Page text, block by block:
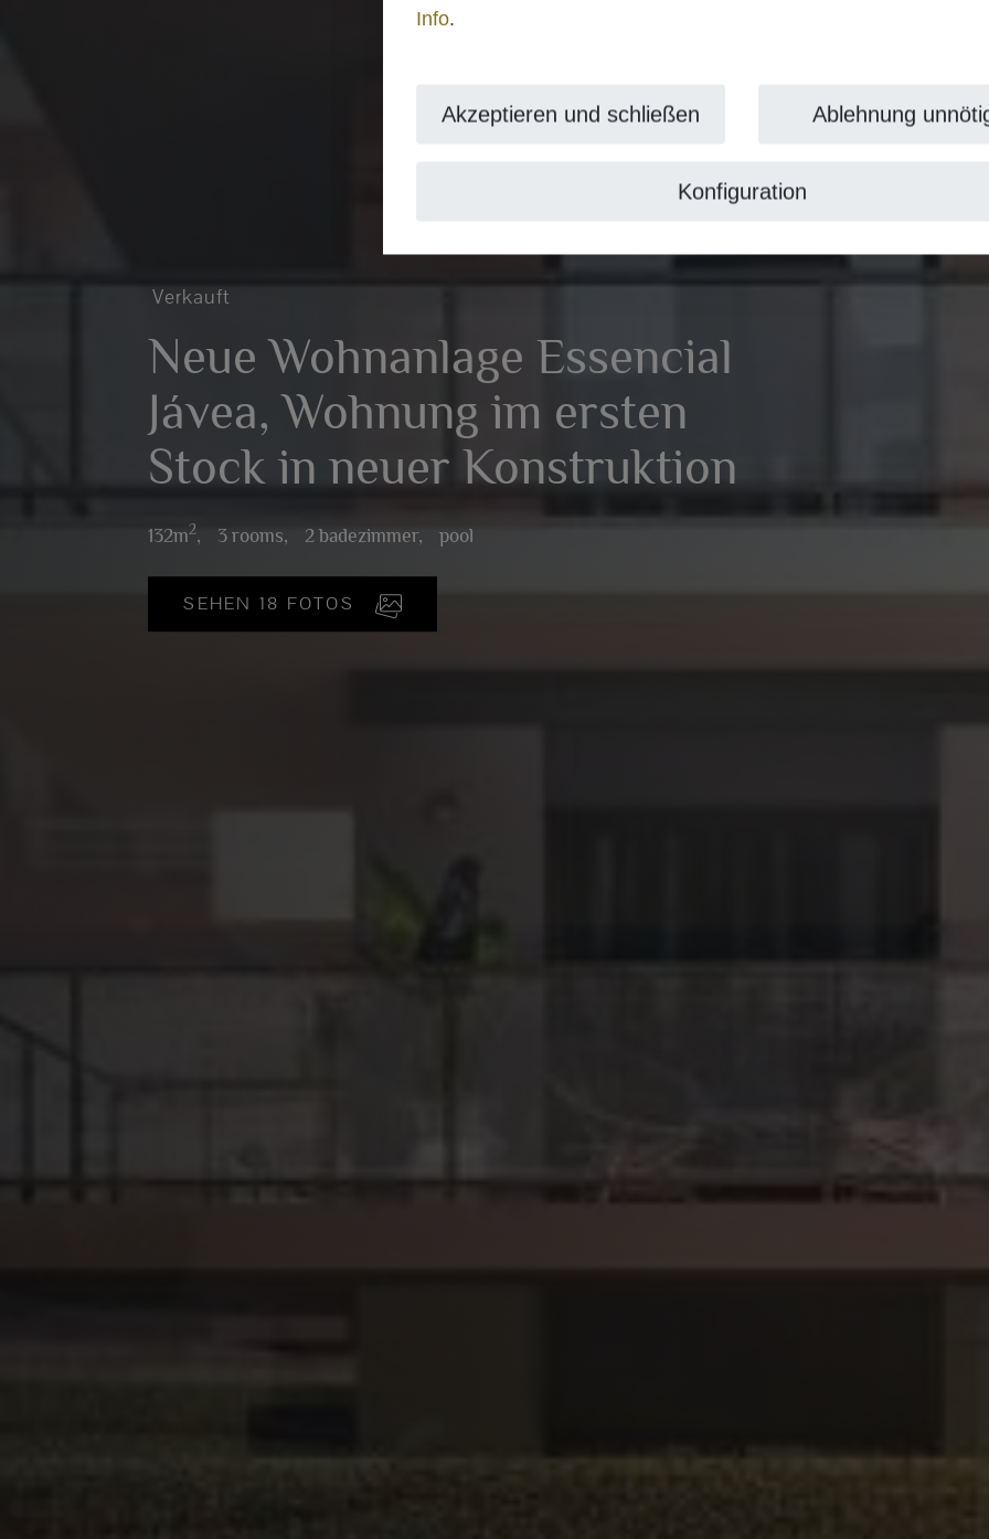
Info.
Akzeptieren und schließen Ablehnung
Konfiguration
Verkauft
Neue Wohnanlage Essencial
Jávea, Wohnung im ersten
Stock in neuer Konstruktion
132m2, 3 rooms, 2 badezimmer, pool
SEHEN 18 FOTOS